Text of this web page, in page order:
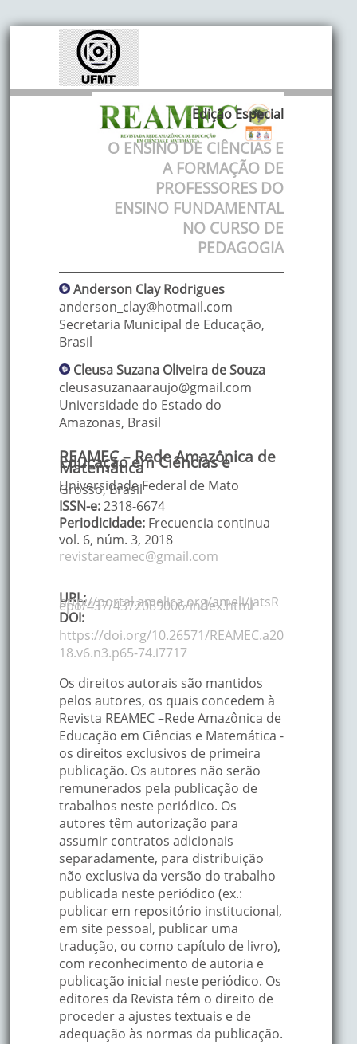
Edição Especial
O ENSINO DE CIÊNCIAS E
A FORMAÇÃO DE
PROFESSORES DO
ENSINO FUNDAMENTAL
NO CURSO DE
PEDAGOGIA
Anderson Clay Rodrigues
anderson_clay@hotmail.com
Secretaria Municipal de Educação,
Brasil
Cleusa Suzana Oliveira de Souza
cleusasuzanaaraujo@gmail.com
Universidade do Estado do
Amazonas, Brasil
REAMEC – Rede Amazônica de
Educação em Ciências e
Matemática
Universidade Federal de Mato
Grosso, Brasil
ISSN-e:2318-6674
Periodicidade: Frecuencia continua
vol. 6, núm. 3, 2018
revistareamec@gmail.com
URL:
http://portal.amelica.org/ameli/jatsR
epo/437/4372089006/index.html
DOI:
https://doi.org/10.26571/REAMEC.a20
18.v6.n3.p65-74.i7717
Os direitos autorais são mantidos
pelos autores, os quais concedem à
Revista REAMEC –Rede Amazônica de
Educação em Ciências e Matemática -
os direitos exclusivos de primeira
publicação. Os autores não serão
remunerados pela publicação de
trabalhos neste periódico. Os
autores têm autorização para
assumir contratos adicionais
separadamente, para distribuição
não exclusiva da versão do trabalho
publicada neste periódico (ex.:
publicar em repositório institucional,
em site pessoal, publicar uma
tradução, ou como capítulo de livro),
com reconhecimento de autoria e
publicação inicial neste periódico. Os
editores da Revista têm o direito de
proceder a ajustes textuais e de
adequação às normas da publicação.